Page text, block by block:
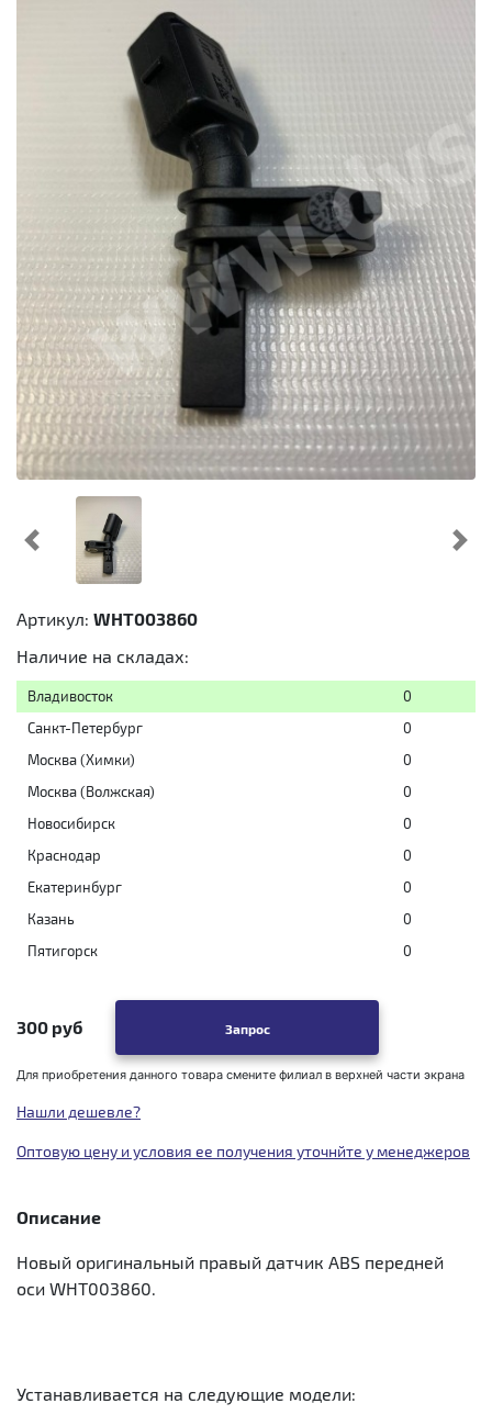
Предыдущий
Артикул: WHT003860
Наличие на складах:
Владивосток
0
Санкт-Петербург
0
Москва (Химки)
0
Москва (Волжская)
0
Новосибирск
0
Краснодар
0
Екатеринбург
0
Казань
0
Пятигорск
0
300 руб Запрос
Для приобретения данного товара смените филиал в верхней части экрана
Нашли дешевле?
Оптовую цену и условия ее получения уточнйте у менеджеров
Описание
Новый оригинальный правый датчик ABS передней
оси WHT003860.
Устанавливается на следующие модели: